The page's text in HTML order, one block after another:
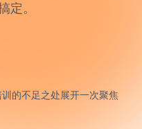
定。
的不足之处展开一次聚焦